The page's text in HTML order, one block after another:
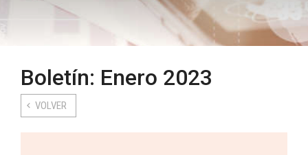
Boletín: Enero 2023
VOLVER